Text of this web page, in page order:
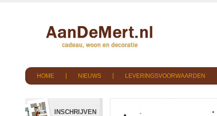
HOME NIEUWS LEVERINGSVOORWAARDEN
INSCHRIJVEN